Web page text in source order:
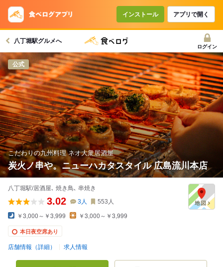
インストール アプリで開く
八丁堀駅グルメへ
ログイン
公式
こだわりの九州料理 ネオ大衆居酒屋
炭火ノ串や。ニューハカタスタイル 広島流川本店
八丁堀駅/居酒屋､ 焼き鳥､ 串焼き
3.02 3人 553 人
￥3,000～￥3,999 ￥3,000～￥3,999
本日夜空席あり
店舗情報（詳細） 求人情報
コースで使えるクーポン
戻る
クーポンを利用せず予約する